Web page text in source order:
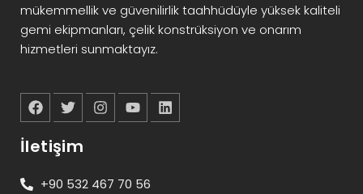
mükemmellik ve güvenilirlik taahhüdüyle yüksek kaliteli
gemi ekipmanları, çelik konstrüksiyon ve onarım
hizmetleri sunmaktayız.
İletişim
+90 532 467 70 56